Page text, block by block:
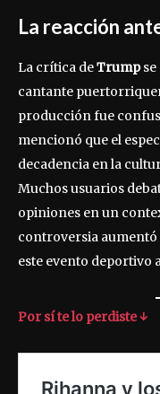
La reacción
La crítica deTrumpse
cantante
producción fue
mencionó que el
decadencia en la
Muchos usuarios
opiniones en un
controversia aumentó
este evento deportivo
Por sí te lo perdiste ↓